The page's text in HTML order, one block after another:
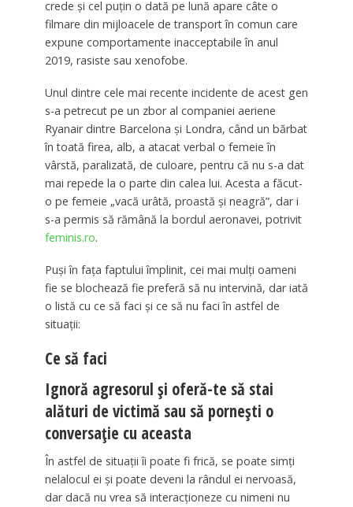
crede și cel puțin o dată pe lună apare câte o
filmare din mijloacele de transport în comun care
expune comportamente inacceptabile în anul
2019, rasiste sau xenofobe.
Unul dintre cele mai recente incidente de acest gen
s-a petrecut pe un zbor al companiei aeriene
Ryanair dintre Barcelona și Londra, când un bărbat
în toată firea, alb, a atacat verbal o femeie în
vârstă, paralizată, de culoare, pentru că nu s-a dat
mai repede la o parte din calea lui. Acesta a făcut-
o pe femeie „vacă urâtă, proastă și neagră”, dar i
s-a permis să rămână la bordul aeronavei, potrivit
feminis.ro.
Puși în fața faptului împlinit, cei mai mulți oameni
fie se blochează fie preferă să nu intervină, dar iată
o listă cu ce să faci și ce să nu faci în astfel de
situații:
Ce să faci
Ignoră agresorul și oferă-te să stai
alături de victimă sau să pornești o
conversație cu aceasta
În astfel de situații îi poate fi frică, se poate simți
nelalocul ei și poate deveni la rândul ei nervoasă,
dar dacă nu vrea să interacționeze cu nimeni nu